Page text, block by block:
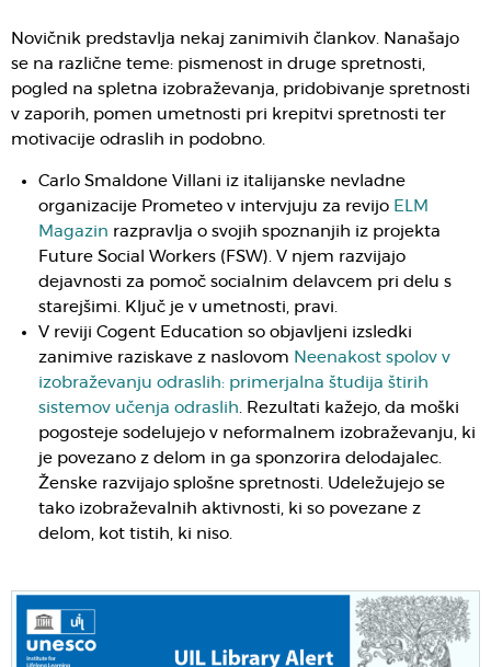
Novičnik predstavlja nekaj zanimivih člankov. Nanašajo
se na različne teme: pismenost in druge spretnosti,
pogled na spletna izobraževanja, pridobivanje spretnosti
v zaporih, pomen umetnosti pri krepitvi spretnosti ter
motivacije odraslih in podobno.
Carlo Smaldone Villani iz italijanske nevladne
organizacije Prometeo v intervjuju za revijo ELM
Magazin razpravlja o svojih spoznanjih iz projekta
Future Social Workers (FSW). V njem razvijajo
dejavnosti za pomoč socialnim delavcem pri delu s
starejšimi. Ključ je v umetnosti, pravi.
V reviji Cogent Education so objavljeni izsledki
zanimive raziskave z naslovom Neenakost spolov v
izobraževanju odraslih: primerjalna študija štirih
sistemov učenja odraslih. Rezultati kažejo, da moški
pogosteje sodelujejo v neformalnem izobraževanju, ki
je povezano z delom in ga sponzorira delodajalec.
Ženske razvijajo splošne spretnosti. Udeležujejo se
tako izobraževalnih aktivnosti, ki so povezane z
delom, kot tistih, ki niso.